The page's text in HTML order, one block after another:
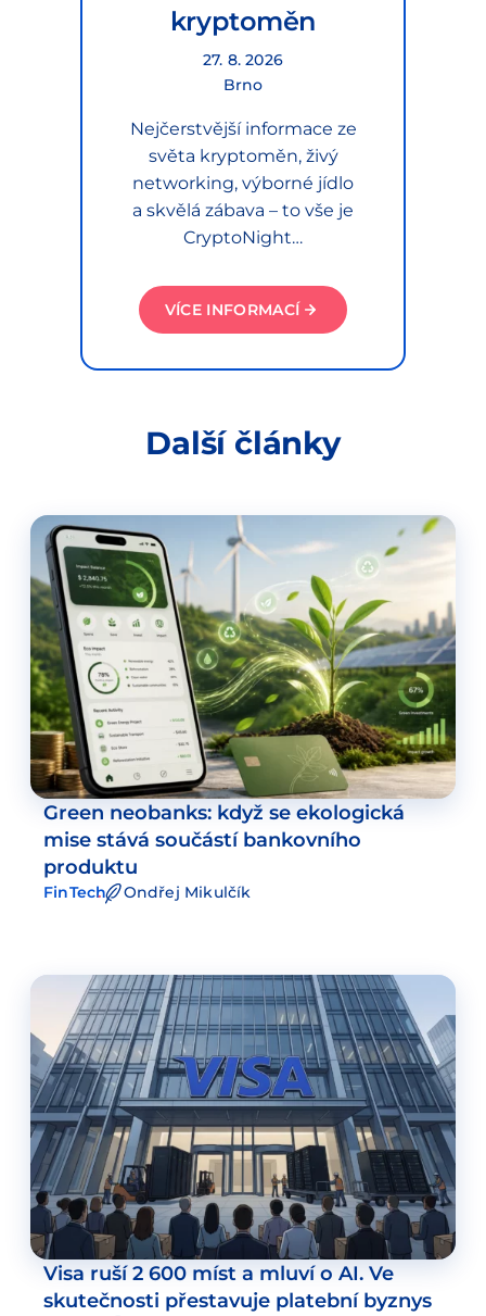
kryptoměn
27. 8. 2026
Brno
Nejčerstvější informace ze
světa kryptoměn, živý
networking, výborné jídlo
a skvělá zábava – to vše je
CryptoNight…
VÍCE INFORMACÍ
Další články
Green neobanks: když se ekologická
mise stává součástí bankovního
produktu
FinTech Ondřej Mikulčík
Visa ruší 2 600 míst a mluví o AI. Ve
skutečnosti přestavuje platební byznys